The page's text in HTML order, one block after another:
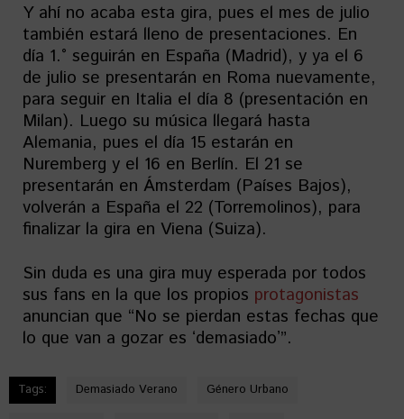
Y ahí no acaba esta gira, pues el mes de julio
también estará lleno de presentaciones. En
día 1.° seguirán en España (Madrid), y ya el 6
de julio se presentarán en Roma nuevamente,
para seguir en Italia el día 8 (presentación en
Milan). Luego su música llegará hasta
Alemania, pues el día 15 estarán en
Nuremberg y el 16 en Berlín. El 21 se
presentarán en Ámsterdam (Países Bajos),
volverán a España el 22 (Torremolinos), para
finalizar la gira en Viena (Suiza).
Sin duda es una gira muy esperada por todos
sus fans en la que los propios protagonistas
anuncian que “No se pierdan estas fechas que
lo que van a gozar es ʻdemasiadoʼ”.
Tags: Demasiado Verano Género Urbano